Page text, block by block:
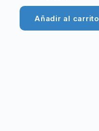
Añadir al carrito